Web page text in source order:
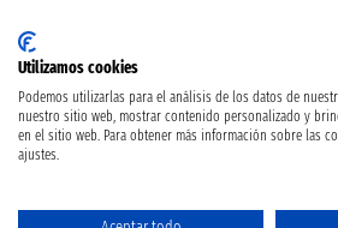
Utilizamos cookies
Podemos utilizarlas para el análisis de los datos de
nuestro sitio web, mostrar contenido personalizado y
en el sitio web. Para obtener más información sobre las
ajustes.